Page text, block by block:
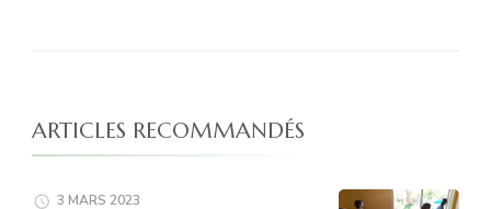
ARTICLES RECOMMANDÉS
3 MARS 2023